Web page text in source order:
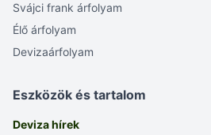
Svájci frank árfolyam
Élő árfolyam
Devizaárfolyam
Eszközök és tartalom
Deviza hírek